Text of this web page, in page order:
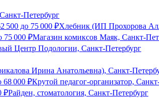
Петербург
500 до 75 000 ₽Хлебник (ИП Прохорова
75 000 ₽Магазин комиксов Маяк, Санкт-
Центр Подологии, Санкт-Петербург
Ирина Анатольевна), Санкт-
68 000 ₽Крутой педагог-организатор,
₽Райден, стоматология, Санкт-Петербург